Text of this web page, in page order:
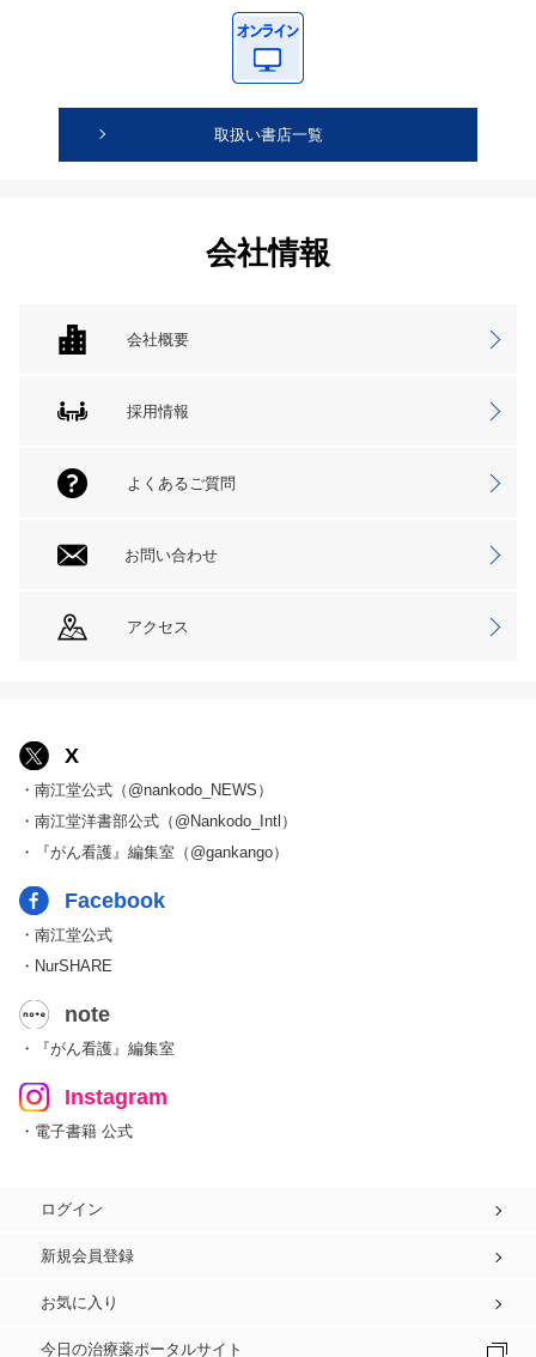
取扱い書店一覧
会社情報
会社概要
採用情報
よくあるご質問
お問い合わせ
アクセス
X
・南江堂公式（@nankodo_NEWS）
・南江堂洋書部公式（@Nankodo_Intl）
・『がん看護』編集室（@gankango）
Facebook
・南江堂公式
・NurSHARE
note
・『がん看護』編集室
Instagram
・電子書籍 公式
ログイン
新規会員登録
お気に入り
今日の治療薬ポータルサイト